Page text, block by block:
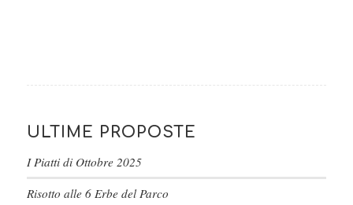
ULTIME PROPOSTE
I Piatti di Ottobre 2025
Risotto alle 6 Erbe del Parco